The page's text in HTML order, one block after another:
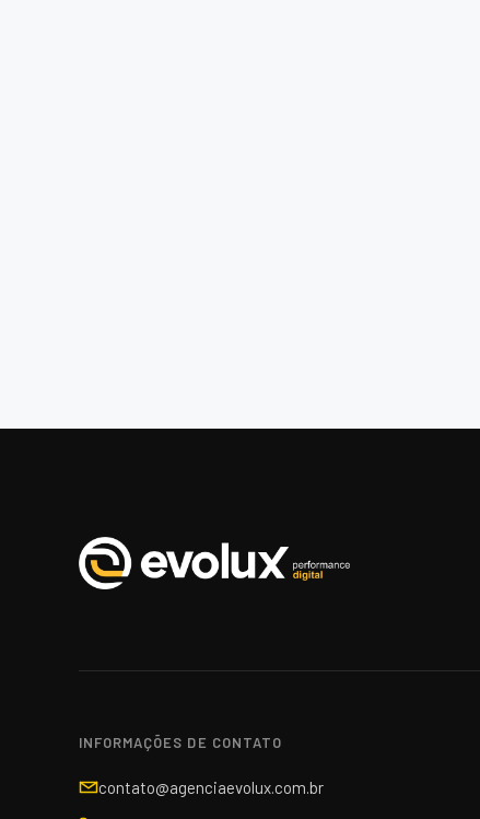
INFORMAÇÕES DE CONTATO
contato@agenciaevolux.com.br